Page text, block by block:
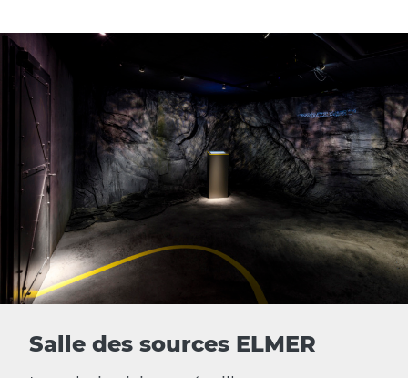
Salle des sources ELMER